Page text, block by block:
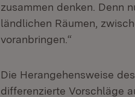
zusammen denken. Denn
ländlichen Räumen,
voranbringen.“
Die Herangehensweise
differenzierte Vorschläge